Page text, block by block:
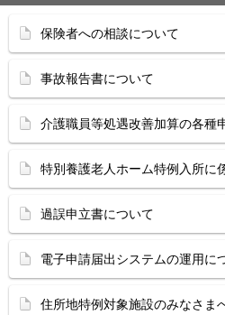
保険者への相談について
事故報告書について
介護職員等処遇改善加算の各種
特別養護老人ホーム特例入所に
過誤申立書について
電子申請届出システムの運用に
住所地特例対象施設のみなさま